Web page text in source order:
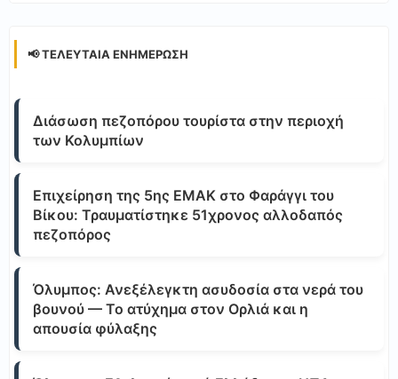
📢 ΤΕΛΕΥΤΑΊΑ ΕΝΗΜΈΡΩΣΗ
Διάσωση πεζοπόρου τουρίστα στην περιοχή
των Κολυμπίων
Επιχείρηση της 5ης ΕΜΑΚ στο Φαράγγι του
Βίκου: Τραυματίστηκε 51χρονος αλλοδαπός
πεζοπόρος
Όλυμπος: Ανεξέλεγκτη ασυδοσία στα νερά του
βουνού — Το ατύχημα στον Ορλιά και η
απουσία φύλαξης